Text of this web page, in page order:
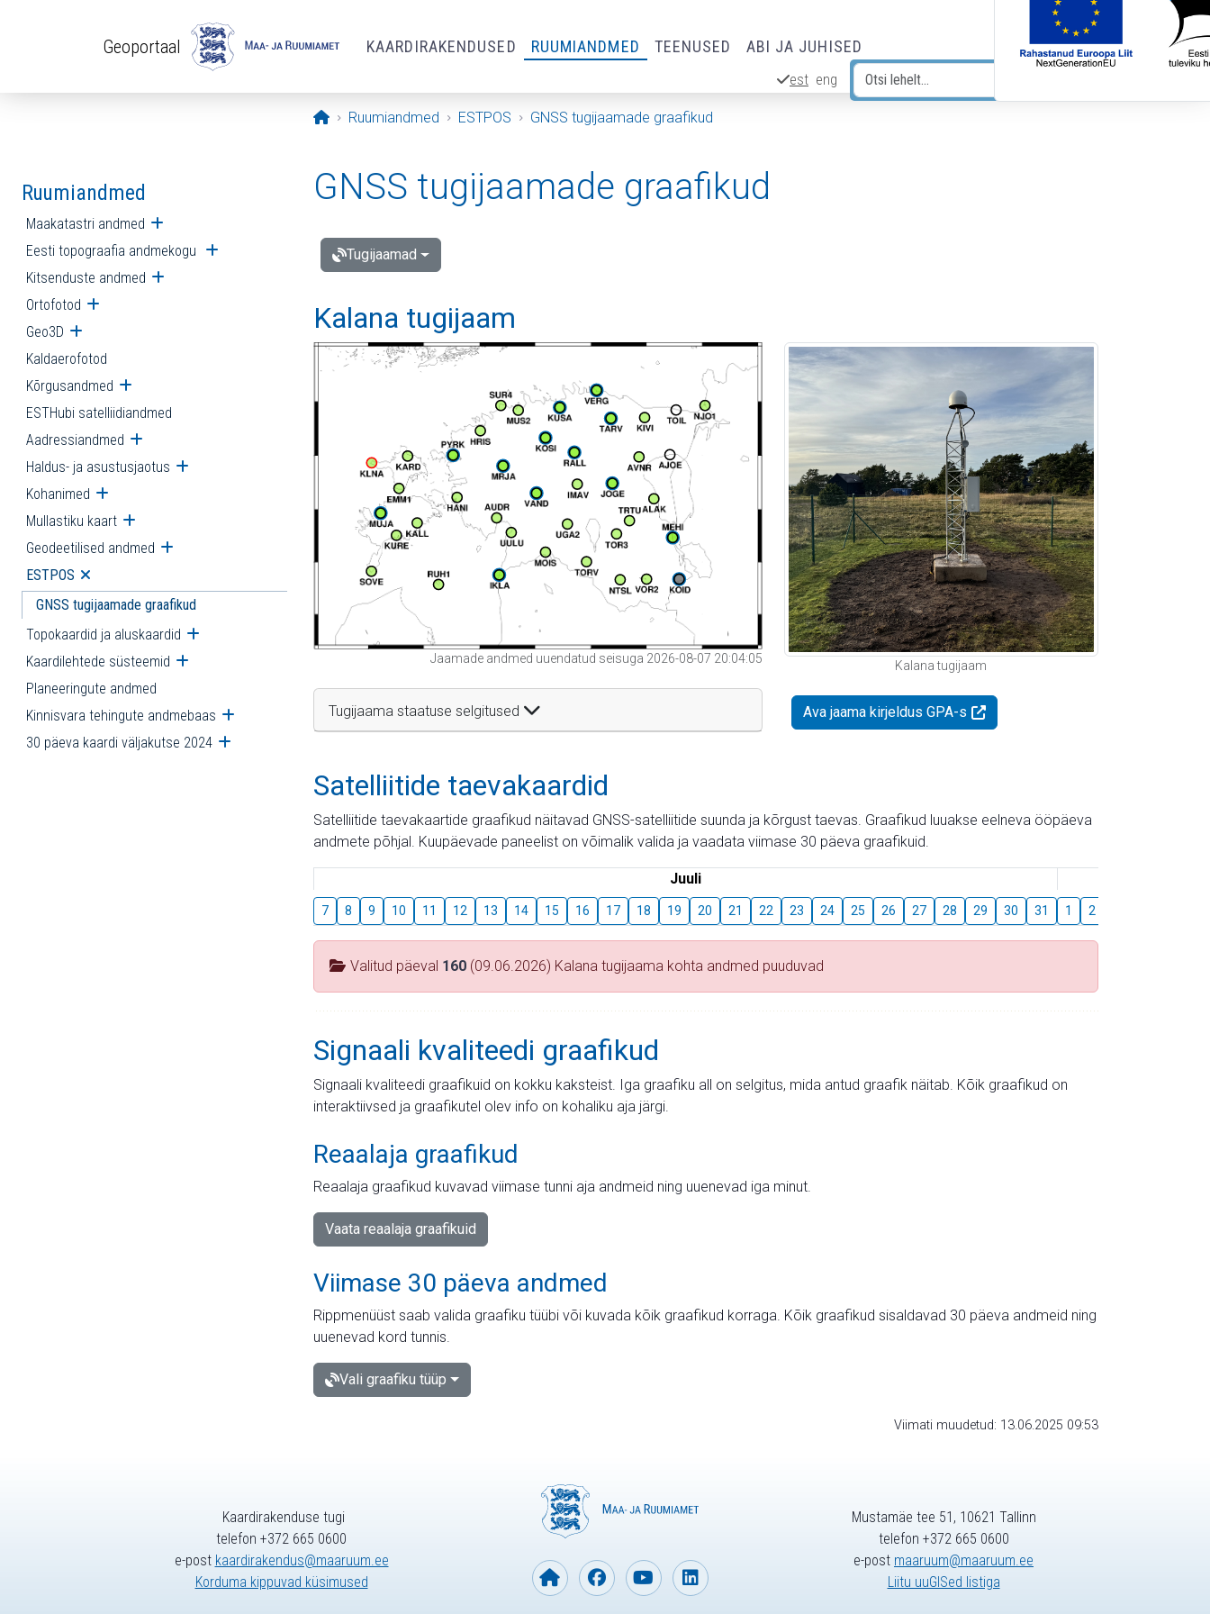
Geoportaal KAARDIRAKENDUSED RUUMIANDMED TEENUSED ABI JA JUHISED
est eng
Avaleht
Ruumiandmed ESTPOS GNSS tugijaamade graafikud
Ruumiandmed
Maakatastri andmed Ava alammenüü
Eesti topograafia andmekogu Ava alammenüü
Kitsenduste andmed Ava alammenüü
Ortofotod Ava alammenüü
Geo3D Ava alammenüü
Kaldaerofotod
Kõrgusandmed Ava alammenüü
ESTHubi satelliidiandmed
Aadressiandmed Ava alammenüü
Haldus- ja asustusjaotus Ava alammenüü
Kohanimed Ava alammenüü
Mullastiku kaart Ava alammenüü
Geodeetilised andmed Ava alammenüü
ESTPOS Ava alammenüü
GNSS tugijaamade graafikud
Topokaardid ja aluskaardid Ava alammenüü
Kaardilehtede süsteemid Ava alammenüü
Planeeringute andmed
Kinnisvara tehingute andmebaas Ava alammenüü
30 päeva kaardi väljakutse 2024 Ava alammenüü
GNSS tugijaamade graafikud
Tugijaamad
Kalana tugijaam
Jaamade andmed uuendatud seisuga 2026-08-07 20:04:05
Tugijaama staatuse selgitused
Kalana tugijaam
Ava jaama kirjeldus GPA-s
Satelliitide taevakaardid
Satelliitide taevakaartide graafikud näitavad GNSS-satelliitide suunda ja kõrgust taevas. Graafikud luuakse eelneva ööpäeva
andmete põhjal. Kuupäevade paneelist on võimalik valida ja vaadata viimase 30 päeva graafikuid.
Juuli
7 8 9 10 11 12 13 14 15 16 17 18 19 20 21 22 23 24 25 26 27 28 29 30 31 1 2
Valitud päeval 160 (09.06.2026) Kalana tugijaama kohta andmed puuduvad
Signaali kvaliteedi graafikud
Signaali kvaliteedi graafikuid on kokku kaksteist. Iga graafiku all on selgitus, mida antud graafik näitab. Kõik graafikud on
interaktiivsed ja graafikutel olev info on kohaliku aja järgi.
Reaalaja graafikud
Reaalaja graafikud kuvavad viimase tunni aja andmeid ning uuenevad iga minut.
Vaata reaalaja graafikuid
Viimase 30 päeva andmed
Rippmenüüst saab valida graafiku tüübi või kuvada kõik graafikud korraga. Kõik graafikud sisaldavad 30 päeva andmeid ning
uuenevad kord tunnis.
Vali graafiku tüüp
Viimati muudetud: 13.06.2025 09:53
Kaardirakenduse tugi
telefon +372 665 0600
e-post kaardirakendus@maaruum.ee
Korduma kippuvad küsimused
Mustamäe tee 51, 10621 Tallinn
telefon +372 665 0600
e-post maaruum@maaruum.ee
Liitu uuGISed listiga